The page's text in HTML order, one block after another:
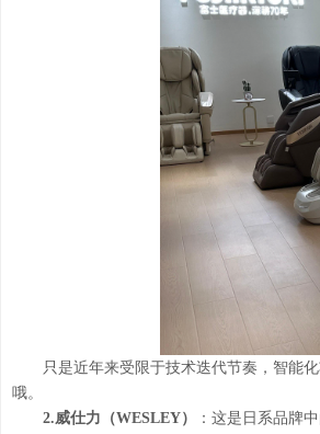
只是近年来受限于技术迭代节奏，智能
哦。
2.威仕力（WESLEY）
：这是日系品牌